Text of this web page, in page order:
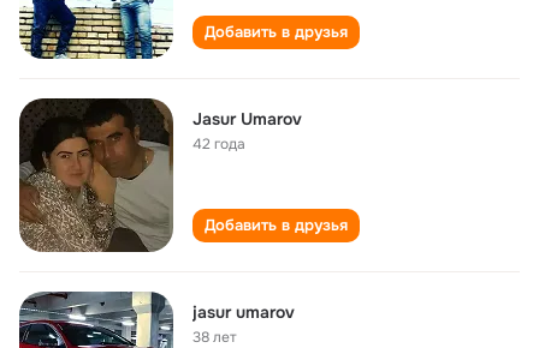
Добавить в друзья
Jasur Umarov
42 года
Добавить в друзья
jasur umarov
38 лет